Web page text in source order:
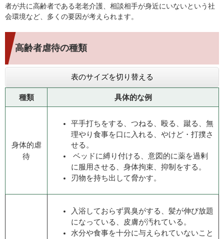
者が共に高齢者である老老介護、相談相手が身近にいないという社
会環境など、多くの要因が考えられます。
高齢者虐待の種類
表のサイズを切り替える
種類 具体的な例
身体的虐
待
平手打ちをする、つねる、殴る、蹴る、無
理やり食事を口に入れる、やけど・打撲さ
せる。
ベッドに縛り付ける、意図的に薬を過剰
に服用させる、身体拘束、抑制をする。
刃物を持ち出して脅かす。
入浴しておらず異臭がする、髪が伸び放題
になっている、皮膚が汚れている。
水分や食事を十分に与えられていないこと